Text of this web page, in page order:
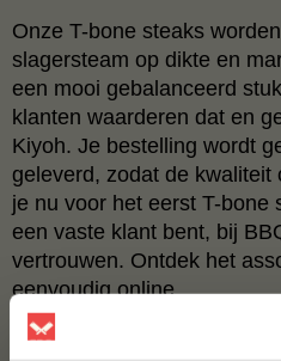
Onze T-bone steaks
slagersteam op dikte en
een mooi gebalanceerd
klanten waarderen dat en
Kiyoh. Je bestelling wordt
geleverd, zodat de
je nu voor het eerst T-bone
een vaste klant bent, bij
vertrouwen. Ontdek het
eenvoudig online.